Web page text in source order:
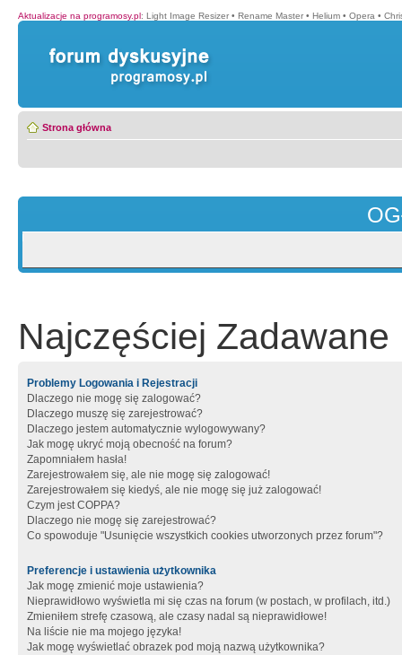
Aktualizacje na programosy.pl: Light Image Resizer • Rename Master • Helium • Opera •
Strona główna
Najczęściej Zadawane
Problemy Logowania i Rejestracji
Dlaczego nie mogę się zalogować?
Dlaczego muszę się zarejestrować?
Dlaczego jestem automatycznie wylogowywany?
Jak mogę ukryć moją obecność na forum?
Zapomniałem hasła!
Zarejestrowałem się, ale nie mogę się zalogować!
Zarejestrowałem się kiedyś, ale nie mogę się już zalogować!
Czym jest COPPA?
Dlaczego nie mogę się zarejestrować?
Co spowoduje "Usunięcie wszystkich cookies utworzonych przez forum"?
Preferencje i ustawienia użytkownika
Jak mogę zmienić moje ustawienia?
Nieprawidłowo wyświetla mi się czas na forum (w postach, w profilach, itd.)
Zmieniłem strefę czasową, ale czasy nadal są nieprawidłowe!
Na liście nie ma mojego języka!
Jak mogę wyświetlać obrazek pod moją nazwą użytkownika?